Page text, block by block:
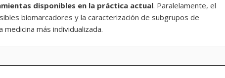
disponibles en la práctica actual. Paralelamente, el
biomarcadores y la caracterización de subgrupos de
medicina más individualizada.